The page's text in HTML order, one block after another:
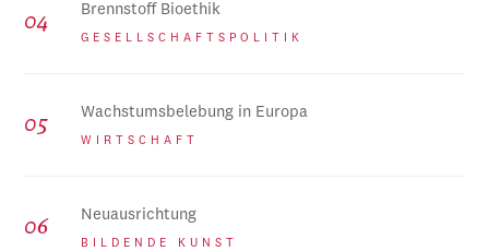
Brennstoff Bioethik
GESELLSCHAFTSPOLITIK
Wachstumsbelebung in Europa
WIRTSCHAFT
Neuausrichtung
BILDENDE KUNST